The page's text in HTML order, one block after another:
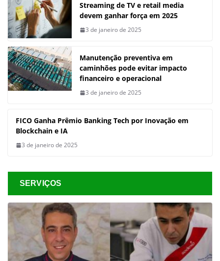
Streaming de TV e retail media
devem ganhar força em 2025
3 de janeiro de 2025
Manutenção preventiva em
caminhões pode evitar impacto
financeiro e operacional
3 de janeiro de 2025
FICO Ganha Prêmio Banking Tech por Inovação em
Blockchain e IA
3 de janeiro de 2025
SERVIÇOS